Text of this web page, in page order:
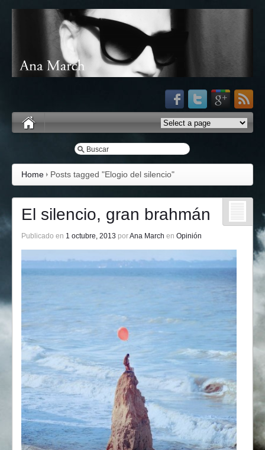
Home Posts tagged "Elogio del silencio"
El silencio, gran brahmán
Publicado en 1 octubre, 2013 porAna March en Opinión